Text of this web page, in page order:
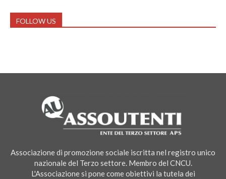
FOLLOW US
Associazione di promozione sociale iscritta nel registro unico
nazionale del Terzo settore. Membro del CNCU.
L'Associazione si pone come obiettivi la tutela dei